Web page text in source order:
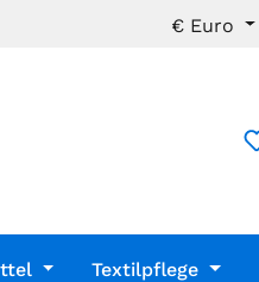
€ Euro
Textilpflege